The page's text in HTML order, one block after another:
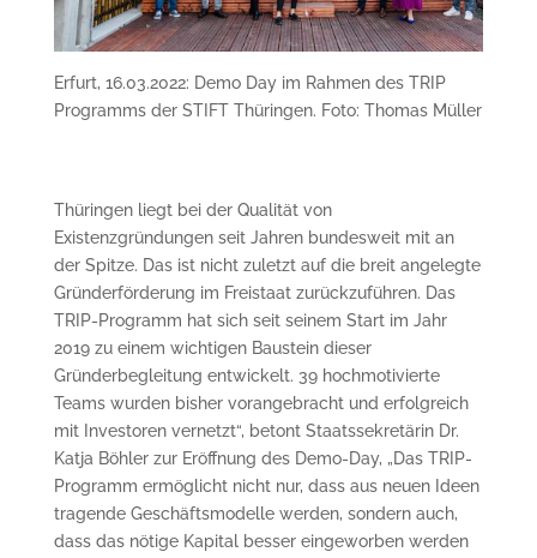
Erfurt, 16.03.2022: Demo Day im Rahmen des TRIP
Programms der STIFT Thüringen. Foto: Thomas Müller
Thüringen liegt bei der Qualität von
Existenzgründungen seit Jahren bundesweit mit an
der Spitze. Das ist nicht zuletzt auf die breit angelegte
Gründerförderung im Freistaat zurückzuführen. Das
TRIP-Programm hat sich seit seinem Start im Jahr
2019 zu einem wichtigen Baustein dieser
Gründerbegleitung entwickelt. 39 hochmotivierte
Teams wurden bisher vorangebracht und erfolgreich
mit Investoren vernetzt“, betont Staatssekretärin Dr.
Katja Böhler zur Eröffnung des Demo-Day, „Das TRIP-
Programm ermöglicht nicht nur, dass aus neuen Ideen
tragende Geschäftsmodelle werden, sondern auch,
dass das nötige Kapital besser eingeworben werden